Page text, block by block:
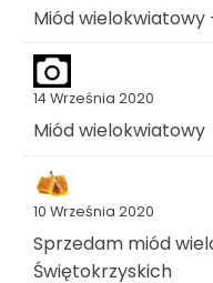
Miód wielokwiatowy
14 Września 2020
Miód wielokwiatowy
10 Września 2020
Sprzedam miód
Świętokrzyskich